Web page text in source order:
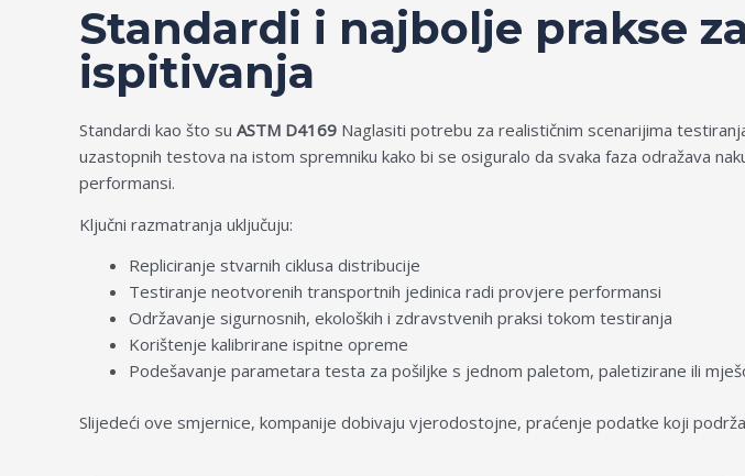
Standardi i najbolje prakse
ispitivanja
Standardi kao što su ASTM D4169 Naglasiti potrebu za realističnim scenarijima
uzastopnih testova na istom spremniku kako bi se osiguralo da svaka faza odražava
performansi.
Ključni razmatranja uključuju:
Repliciranje stvarnih ciklusa distribucije
Testiranje neotvorenih transportnih jedinica radi provjere performansi
Održavanje sigurnosnih, ekoloških i zdravstvenih praksi tokom testiranja
Korištenje kalibrirane ispitne opreme
Podešavanje parametara testa za pošiljke s jednom paletom, paletizirane ili
Slijedeći ove smjernice, kompanije dobivaju vjerodostojne, praćenje podatke koji